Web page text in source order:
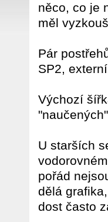
něco, co je
měl
Pár
SP2,
Výchozí
U starších
pořád
dělá
dost často